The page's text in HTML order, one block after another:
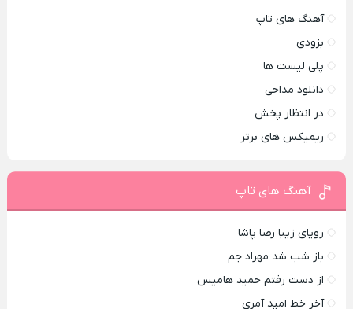
آهنگ های تاپ
بزودی
پلی لیست ها
دانلود مداحی
در انتظار پخش
ریمیکس های برتر
آهنگ های تاپ
رویای زیبا رضا پاشا
باز شب شد مهراد جم
از دست رفتم حمید هامیس
آخر خط امید آمری